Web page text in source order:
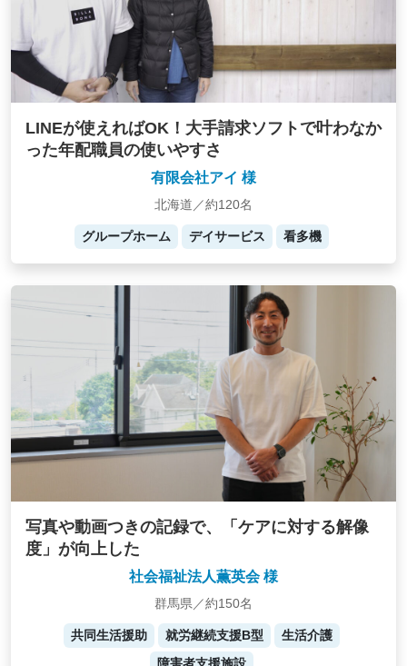
LINEが使えればOK！大手請求ソフトで叶わなか
った年配職員の使いやすさ
有限会社アイ 様
北海道／約120名
グループホーム デイサービス 看多機
写真や動画つきの記録で、「ケアに対する解像
度」が向上した
社会福祉法人薫英会 様
群馬県／約150名
共同生活援助 就労継続支援B型
生活介護